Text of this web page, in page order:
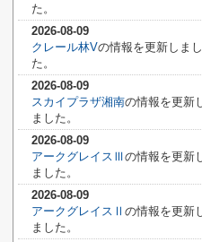
た。
2026-08-09
クレール林Vの情報を更新しまし
た。
2026-08-09
スカイプラザ湘南の情報を更新
ました。
2026-08-09
アークグレイスⅢ の情報を更新
ました。
2026-08-09
アークグレイスⅡ の情報を更新
ました。